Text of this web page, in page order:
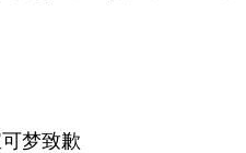
梦致歉